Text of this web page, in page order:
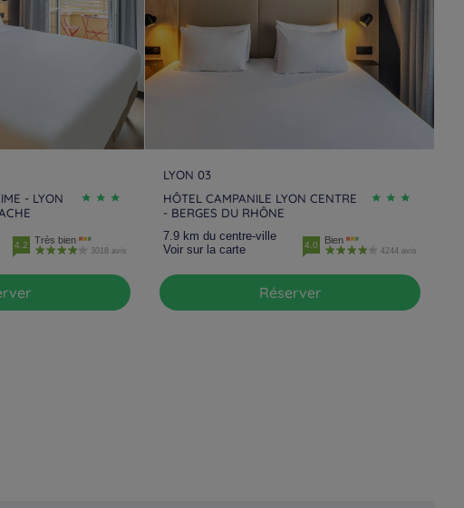
- LYON
4.2 Très bien
3018 avis
LYON 03
HÔTEL CAMPANILE LYON CENTRE
- BERGES DU RHÔNE
7.9 km du centre-ville
Voir sur la carte
4.0 Bien
4244 avis
Réserver